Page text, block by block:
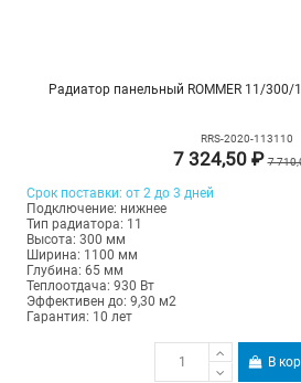
Радиатор панельный ROMMER 11/
RRS-2020-113110
7 324,50 ₽7
Срок поставки: от 2 до 3 дней
Подключение: нижнее
Тип радиатора: 11
Высота: 300 мм
Ширина: 1100 мм
Глубина: 65 мм
Теплоотдача: 930 Вт
Эффективен до: 9,30 м2
Гарантия: 10 лет
В